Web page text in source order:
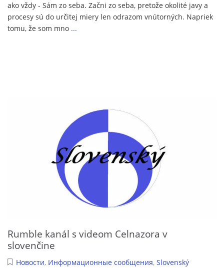
ako vždy - Sám zo seba. Začni zo seba, pretože okolité javy a
procesy sú do určitej miery len odrazom vnútorných. Napriek
tomu, že som mno ...
Rumble kanál s videom Celnazora v
slovenčine
Новости, Информационные сообщения, Slovenský